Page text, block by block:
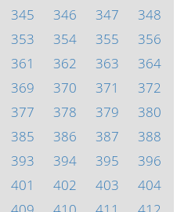
345 346 347
348
353 354 355
356
361 362 363
364
369 370 371
372
377 378 379
380
385 386 387
388
393 394 395
396
401 402 403
404